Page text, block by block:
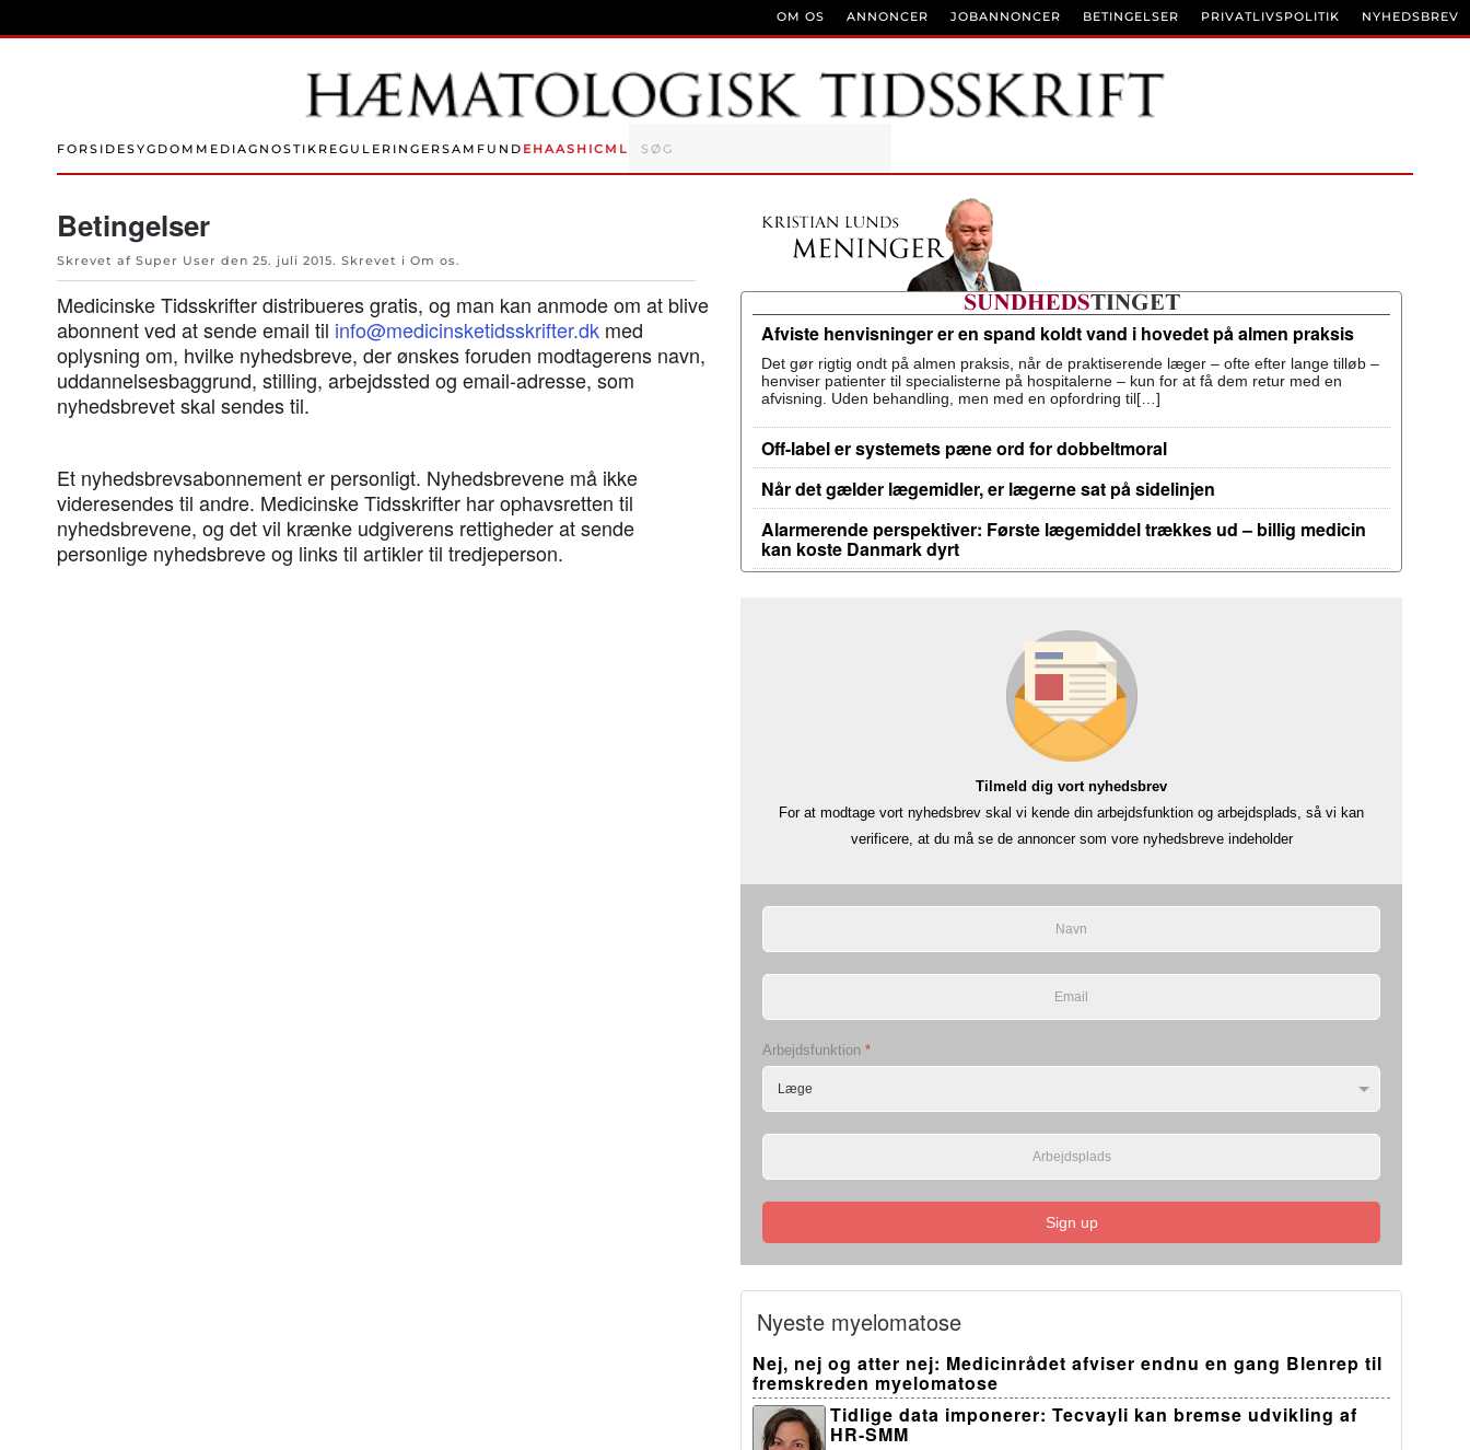
Skip to main content
FORSIDESYGDOMME DIAGNOSTIK REGULERINGERSAMFUND EHAASH ICML
OM OS ANNONCER JOBANNONCER BETINGELSER PRIVATLIVSPOLITIK NYHEDSBREV
Betingelser
Skrevet af Super User den 25. juli 2015. Skrevet i Om os.
Medicinske Tidsskrifter distribueres gratis, og man kan anmode om at blive
abonnent ved at sende email til info@medicinsketidsskrifter.dk med
oplysning om, hvilke nyhedsbreve, der ønskes foruden modtagerens navn,
uddannelsesbaggrund, stilling, arbejdssted og email-adresse, som
nyhedsbrevet skal sendes til.
Et nyhedsbrevsabonnement er personligt. Nyhedsbrevene må ikke
videresendes til andre. Medicinske Tidsskrifter har ophavsretten til
nyhedsbrevene, og det vil krænke udgiverens rettigheder at sende
personlige nyhedsbreve og links til artikler til tredjeperson.
Afviste henvisninger er en spand koldt vand i hovedet på almen praksis
Det gør rigtig ondt på almen praksis, når de praktiserende læger – ofte efter lange tilløb –
henviser patienter til specialisterne på hospitalerne – kun for at få dem retur med en
afvisning. Uden behandling, men med en opfordring til[…]
Off-label er systemets pæne ord for dobbeltmoral
Når det gælder lægemidler, er lægerne sat på sidelinjen
Alarmerende perspektiver: Første lægemiddel trækkes ud – billig medicin
kan koste Danmark dyrt
Tilmeld dig vort nyhedsbrev
For at modtage vort nyhedsbrev skal vi kende din arbejdsfunktion og arbejdsplads, så vi kan
verificere, at du må se de annoncer som vore nyhedsbreve indeholder
Arbejdsfunktion *
Sign up
Nyeste myelomatose
Nej, nej og atter nej: Medicinrådet afviser endnu en gang Blenrep til
fremskreden myelomatose
Tidlige data imponerer: Tecvayli kan bremse udvikling af
HR-SMM